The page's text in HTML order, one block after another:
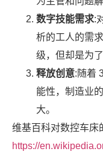
数字技能需求:
析的工人的需
级，但却是为
释放创意:随着
能性，制造业
大。
维基百科对数控车床
https://